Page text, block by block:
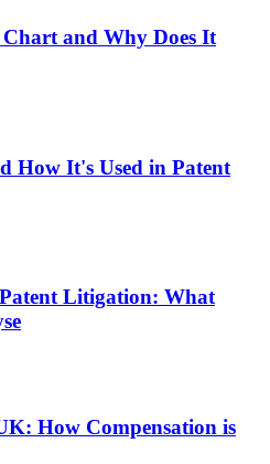
and Why Does It
How It's Used in Patent
Litigation: What
How Compensation is